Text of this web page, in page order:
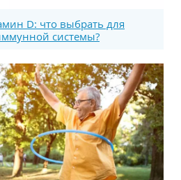
D: что выбрать для
системы?